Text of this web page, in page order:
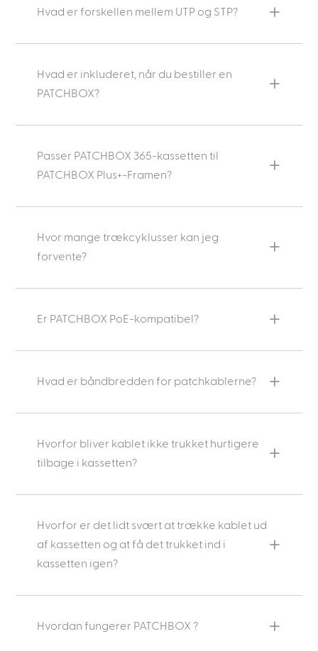
Hvad er forskellen mellem UTP og STP?
Hvad er inkluderet, når du bestiller en
PATCHBOX?
Passer PATCHBOX 365-kassetten til
PATCHBOX Plus+-Framen?
Hvor mange trækcyklusser kan jeg
forvente?
Er PATCHBOX PoE-kompatibel?
Hvad er båndbredden for patchkablerne?
Hvorfor bliver kablet ikke trukket hurtigere
tilbage i kassetten?
Hvorfor er det lidt svært at trække kablet ud
af kassetten og at få det trukket ind i
kassetten igen?
Hvordan fungerer PATCHBOX ?